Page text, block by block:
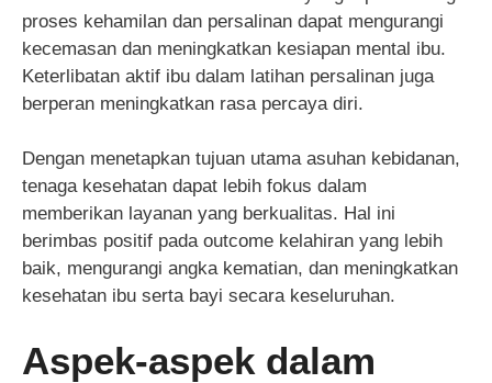
proses kehamilan dan persalinan dapat mengurangi
kecemasan dan meningkatkan kesiapan mental ibu.
Keterlibatan aktif ibu dalam latihan persalinan juga
berperan meningkatkan rasa percaya diri.
Dengan menetapkan tujuan utama asuhan kebidanan,
tenaga kesehatan dapat lebih fokus dalam
memberikan layanan yang berkualitas. Hal ini
berimbas positif pada outcome kelahiran yang lebih
baik, mengurangi angka kematian, dan meningkatkan
kesehatan ibu serta bayi secara keseluruhan.
Aspek-aspek dalam